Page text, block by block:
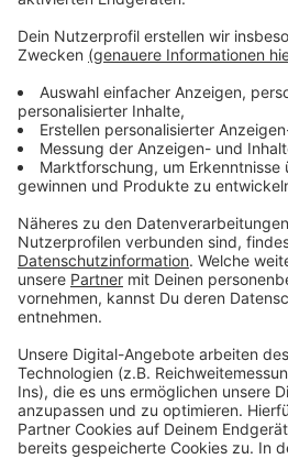
Lungenentzündungen hatten.
Behandlungsmethode im
Klinikum eine wichtige Lücke,
umliegenden Uni-Kliniken damit
Anzeige
Weitere Meldungen aus
Anzeige
Projektstart: Gesundheitslotsen
Leverkusens Frauen-
Fokus
Umweltbörse und viele andere